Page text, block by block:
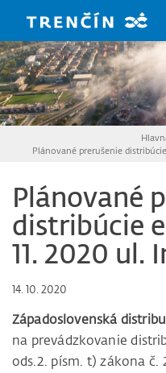
Plánované prerušenie
Plánované
distribúcie
11. 2020 ul.
14. 10. 2020
Západoslovenská
na prevádzkovanie
ods.2. písm. t) zákona č.